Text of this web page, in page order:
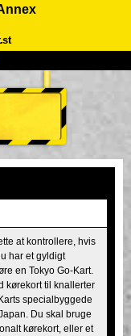
Pris
Tokyo Shibuya
Tokyo Bay
Osaka
at kontrollere, hvis
har et gyldigt
en Tokyo Go-Kart.
kørekort til knallerter
specialbyggede
Du skal bruge
kørekort, eller et